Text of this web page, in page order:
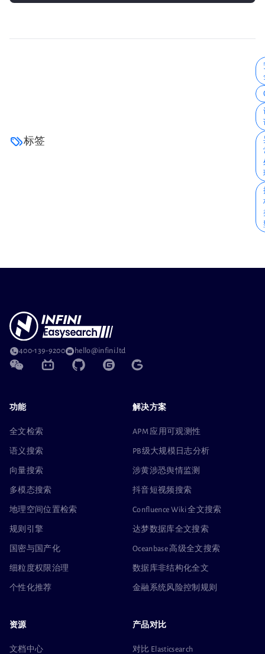
标签
400-139-9200 hello@infini.ltd
功能
全文检索
语义搜索
向量搜索
多模态搜索
地理空间位置检索
规则引擎
国密与国产化
细粒度权限治理
个性化推荐
解决方案
APM 应用可观测性
PB级大规模日志分析
涉黄涉恐舆情监测
抖音短视频搜索
Confluence Wiki 全文搜索
达梦数据库全文搜索
Oceanbase 高级全文搜索
数据库非结构化全文
金融系统风险控制规则
资源
文档中心
产品对比
对比 Elasticsearch